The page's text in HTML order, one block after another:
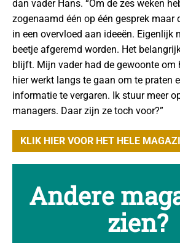
dan vader Hans. “Om de zes weken
zogenaamd één op één gesprek
in een overvloed aan ideeën. Eigenlijk
beetje afgeremd worden. Het
blijft. Mijn vader had de gewoonte om
hier werkt langs te gaan om te praten
informatie te vergaren. Ik stuur meer
managers. Daar zijn ze toch voor?”
KLIK HIER VOOR HET HELE
Andere
zien?